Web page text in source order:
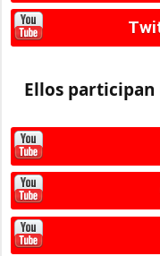
Ellos participan